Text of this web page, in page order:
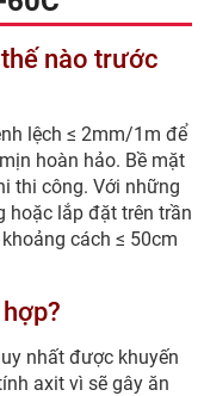
nào trước
lệch ≤ 2mm/1m để
hoàn hảo. Bề mặt
thi công. Với những
hoặc lắp đặt trên trần
cách ≤ 50cm
nhất được khuyến
axit vì sẽ gây ăn